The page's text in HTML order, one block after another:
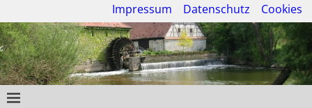
Impressum Datenschutz Cookies